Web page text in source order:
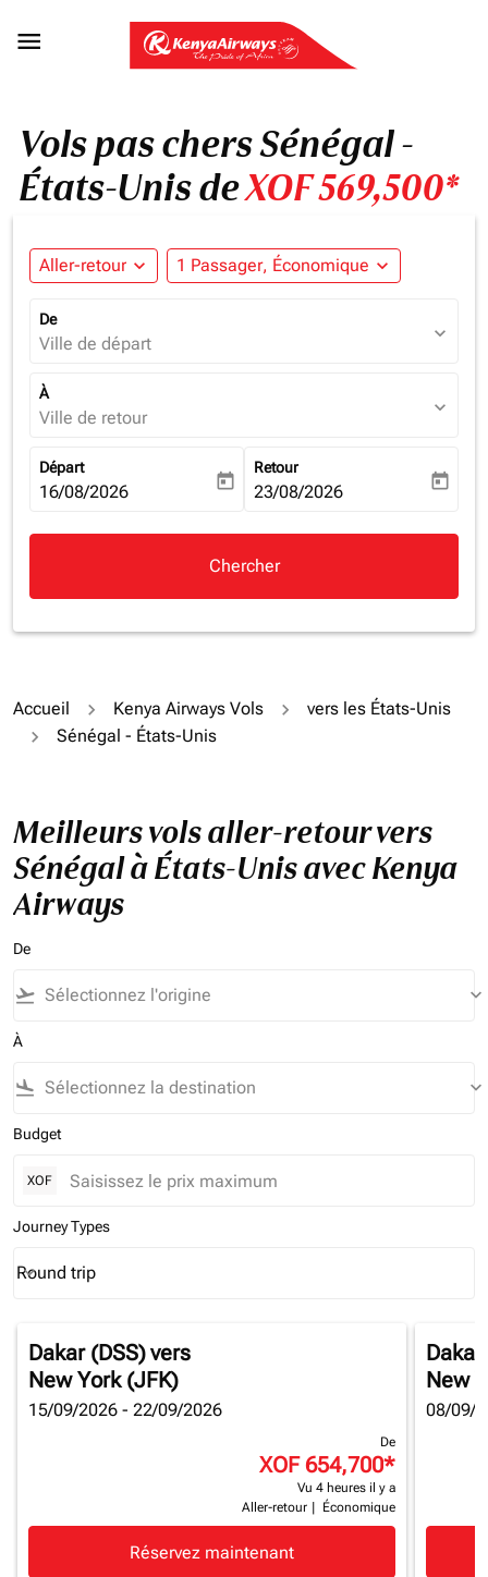

Vols pas chers Sénégal -
États-Unis deXOF 569,500*
Aller-retour expand_more 1 Passager, Économique expand_more
De
Ville de départ expand_more
À
Ville de retour expand_more
Départ
fc-booking-departure-date-aria-label
16/08/2026 today
Retour
fc-booking-return-date-aria-
23/08/2026 today
Chercher
Accueil Kenya Airways Vols
vers les États-Unis
Sénégal - États-Unis
Meilleurs vols aller-retour vers
Sénégal à États-Unis avec Kenya
Airways
De
flight_takeoff keyboard_arrow_down
À
flight_land keyboard_arrow_down
Budget
XOF
Journey Types
Journey Types option Round trip Selected
Round trip
keyboard_arrow_down
Dakar (DSS)vers
New York (JFK)
15/09/2026 - 22/09/2026
De
XOF 654,700*
Vu 4 heures il y a
Aller-retour
Économique
Réservez maintenant
Dakar
New
08/09/